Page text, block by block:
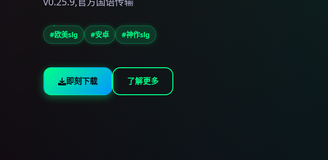
#欧美slg #安卓 #神作slg
即刻下载 了解更多